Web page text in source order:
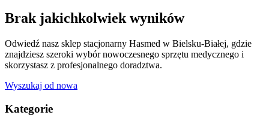
Brak jakichkolwiek wyników
Odwiedź nasz sklep stacjonarny Hasmed w Bielsku-Białej, gdzie
znajdziesz szeroki wybór nowoczesnego sprzętu medycznego i
skorzystasz z profesjonalnego doradztwa.
Wyszukaj od nowa
Kategorie